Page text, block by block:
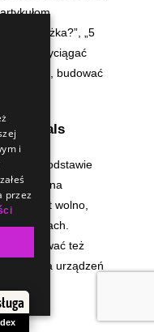
do łóżka?”, „5
przyciągać
budować
oferty.
Vitals
na podstawie
działa na
się zbyt wolno,
w wynikach.
obejmować też
dla urządzeń
i
przez